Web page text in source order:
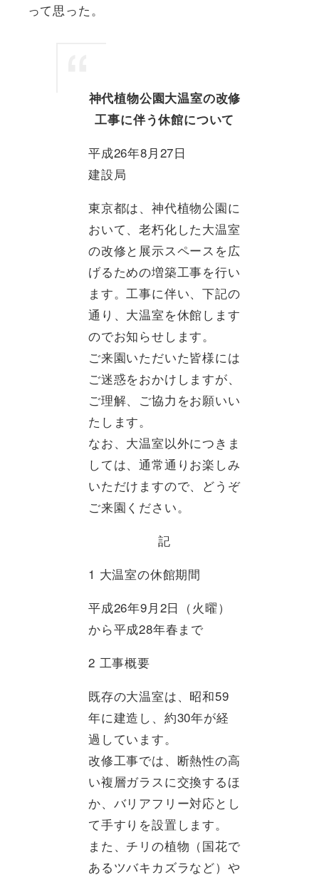
って思った。
神代植物公園大温室の改修
工事に伴う休館について
平成26年8月27日
建設局
東京都は、神代植物公園に
おいて、老朽化した大温室
の改修と展示スペースを広
げるための増築工事を行い
ます。工事に伴い、下記の
通り、大温室を休館します
のでお知らせします。
ご来園いただいた皆様には
ご迷惑をおかけしますが、
ご理解、ご協力をお願いい
たします。
なお、大温室以外につきま
しては、通常通りお楽しみ
いただけますので、どうぞ
ご来園ください。
記
1 大温室の休館期間
平成26年9月2日（火曜）
から平成28年春まで
2 工事概要
既存の大温室は、昭和59
年に建造し、約30年が経
過しています。
改修工事では、断熱性の高
い複層ガラスに交換するほ
か、バリアフリー対応とし
て手すりを設置します。
また、チリの植物（国花で
あるツバキカズラなど）や